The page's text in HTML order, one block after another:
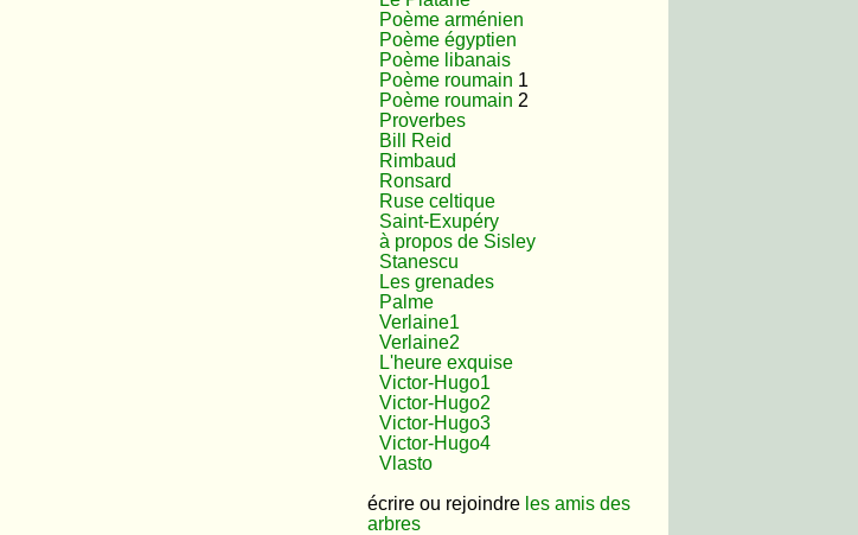
Poème arménien
Poème égyptien
Poème libanais
Poème roumain 1
Poème roumain 2
Proverbes
Bill Reid
Rimbaud
Ronsard
Ruse celtique
Saint-Exupéry
à propos de Sisley
Stanescu
Les grenades
Palme
Verlaine1
Verlaine2
L'heure exquise
Victor-Hugo1
Victor-Hugo2
Victor-Hugo3
Victor-Hugo4
Vlasto
écrire ou rejoindre les amis des
arbres